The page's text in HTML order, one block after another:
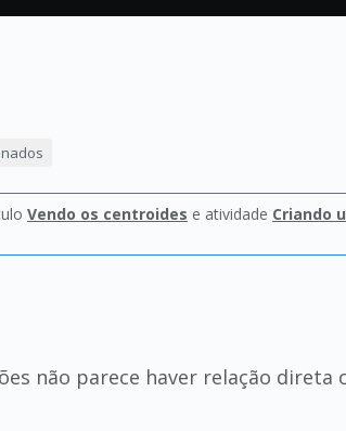
Vendo os centroides e atividade Criando
não parece haver relação direta